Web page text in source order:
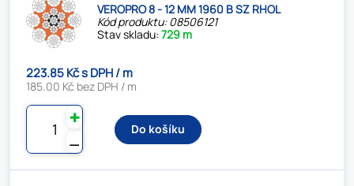
VEROPRO 8 - 12 MM 1960 B SZ RHOL
Kód produktu: 08506121
Stav skladu:729 m
223.85 Kč s DPH / m
185.00 Kč bez DPH / m
⚊
✚
Do košíku